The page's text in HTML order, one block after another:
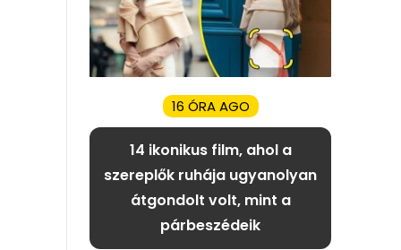
16 ÓRA AGO
14 ikonikus film, ahol a
szereplők ruhája ugyanolyan
átgondolt volt, mint a
párbeszédeik